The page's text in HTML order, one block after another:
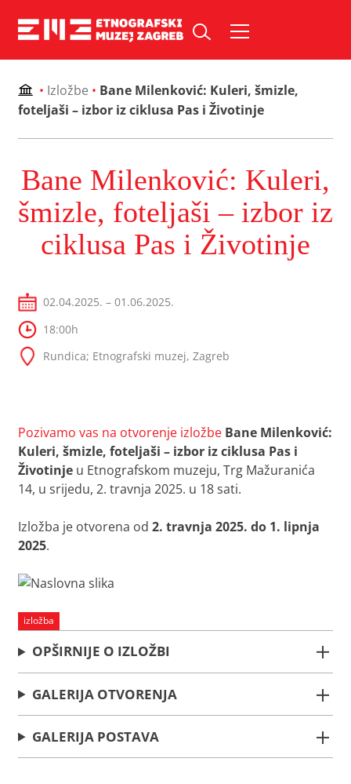
• Izložbe • Bane Milenković: Kuleri, šmizle,
foteljaši – izbor iz ciklusa Pas i Životinje
Bane Milenković: Kuleri,
šmizle, foteljaši – izbor iz
ciklusa Pas i Životinje
02.04.2025. – 01.06.2025.
18:00h
Rundica; Etnografski muzej, Zagreb
Pozivamo vas na otvorenje izložbe Bane Milenković:
Kuleri, šmizle, foteljaši – izbor iz ciklusa Pas i
Životinje u Etnografskom muzeju, Trg Mažuranića
14, u srijedu, 2. travnja 2025. u 18 sati.
Izložba je otvorena od 2. travnja 2025. do 1. lipnja
2025.
izložba
OPŠIRNIJE O IZLOŽBI
GALERIJA OTVORENJA
GALERIJA POSTAVA